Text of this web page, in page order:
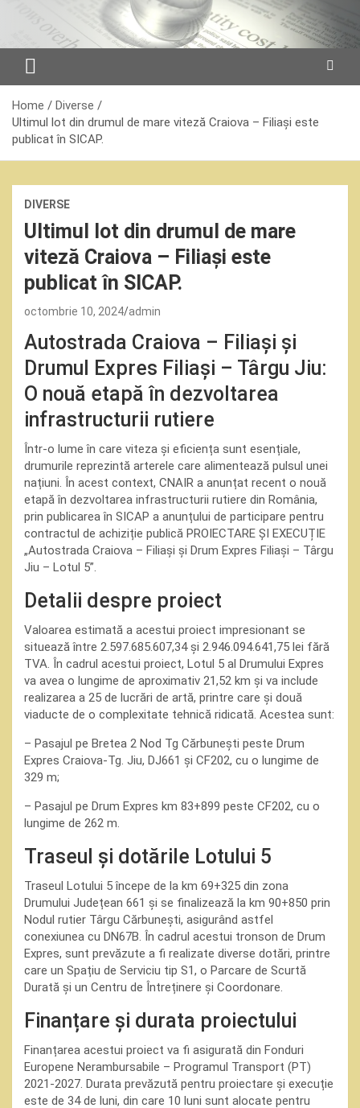
Home
Diverse
Ultimul lot din drumul de mare viteză Craiova – Filiași este
publicat în SICAP.
DIVERSE
Ultimul lot din drumul de mare
viteză Craiova – Filiași este
publicat în SICAP.
octombrie 10, 2024 admin
Autostrada Craiova – Filiași și
Drumul Expres Filiași – Târgu Jiu:
O nouă etapă în dezvoltarea
infrastructurii rutiere
Într-o lume în care viteza și eficiența sunt esențiale,
drumurile reprezintă arterele care alimentează pulsul unei
națiuni. În acest context, CNAIR a anunțat recent o nouă
etapă în dezvoltarea infrastructurii rutiere din România,
prin publicarea în SICAP a anunțului de participare pentru
contractul de achiziție publică PROIECTARE ȘI EXECUȚIE
„Autostrada Craiova – Filiași și Drum Expres Filiași – Târgu
Jiu – Lotul 5”.
Detalii despre proiect
Valoarea estimată a acestui proiect impresionant se
situează între 2.597.685.607,34 și 2.946.094.641,75 lei fără
TVA. În cadrul acestui proiect, Lotul 5 al Drumului Expres
va avea o lungime de aproximativ 21,52 km și va include
realizarea a 25 de lucrări de artă, printre care și două
viaducte de o complexitate tehnică ridicată. Acestea sunt:
– Pasajul pe Bretea 2 Nod Tg Cărbunești peste Drum
Expres Craiova-Tg. Jiu, DJ661 și CF202, cu o lungime de
329 m;
– Pasajul pe Drum Expres km 83+899 peste CF202, cu o
lungime de 262 m.
Traseul și dotările Lotului 5
Traseul Lotului 5 începe de la km 69+325 din zona
Drumului Județean 661 și se finalizează la km 90+850 prin
Nodul rutier Târgu Cărbunești, asigurând astfel
conexiunea cu DN67B. În cadrul acestui tronson de Drum
Expres, sunt prevăzute a fi realizate diverse dotări, printre
care un Spațiu de Serviciu tip S1, o Parcare de Scurtă
Durată și un Centru de Întreținere și Coordonare.
Finanțare și durata proiectului
Finanțarea acestui proiect va fi asigurată din Fonduri
Europene Nerambursabile – Programul Transport (PT)
2021-2027. Durata prevăzută pentru proiectare și execuție
este de 34 de luni, din care 10 luni sunt alocate pentru